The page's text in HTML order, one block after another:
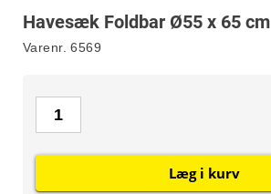
Havesæk Foldbar Ø55 x 65 cm
Varenr. 6569
Læg i kurv